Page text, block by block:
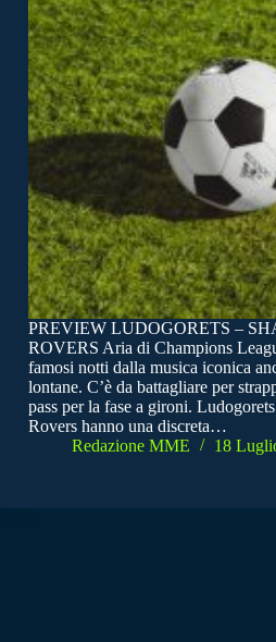
PREVIEW LUDOGORETS –
ROVERS Aria di Champions
famosi notti dalla musica iconica
lontane. C’è da battagliare per
pass per la fase a gironi.
Rovers hanno una discreta…
Redazione MME
18